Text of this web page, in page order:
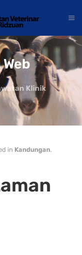
Klinik
in Kandungan.